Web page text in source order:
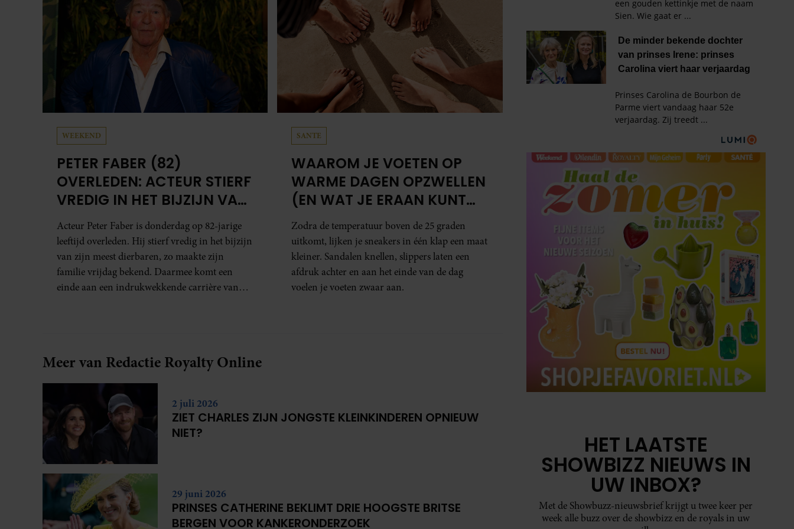
anders in elkaar”, zegt ze.
WEEKEND
PETER FABER (82)
OVERLEDEN: ACTEUR STIERF
VREDIG IN HET BIJZIJN VAN
ZIJN MEEST DIERBAREN
Acteur Peter Faber is donderdag op 82-jarige
leeftijd overleden. Hij stierf vredig in het bijzijn
van zijn meest dierbaren, zo maakte zijn
familie vrijdag bekend. Daarmee komt een
einde aan een indrukwekkende carrière van
SANTE
WAAROM JE VOETEN OP
WARME DAGEN OPZWELLEN
(EN WAT JE ERAAN KUNT
DOEN)
Zodra de temperatuur boven de 25 graden
uitkomt, lijken je sneakers in één klap een maat
kleiner. Sandalen knellen, slippers laten een
afdruk achter en aan het einde van de dag
voelen je voeten zwaar aan.
Meer van Redactie Royalty Online
2 juli 2026
ZIET CHARLES ZIJN JONGSTE KLEINKINDEREN OPNIEUW
NIET?
29 juni 2026
PRINSES CATHERINE BEKLIMT DRIE HOOGSTE BRITSE
BERGEN VOOR KANKERONDERZOEK
HET LAATSTE
SHOWBIZZ NIEUWS IN
UW INBOX?
Met de Showbuzz-nieuwsbrief krijgt u twee keer per
week alle buzz over de showbizz en de royals in uw